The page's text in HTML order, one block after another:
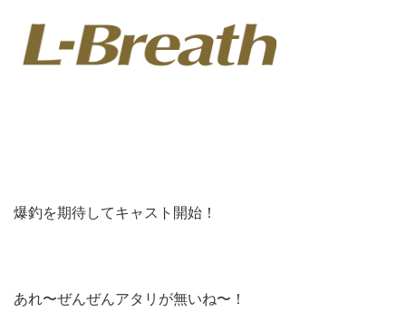
爆釣を期待してキャスト開始！
あれ〜ぜんぜんアタリが無いね〜！